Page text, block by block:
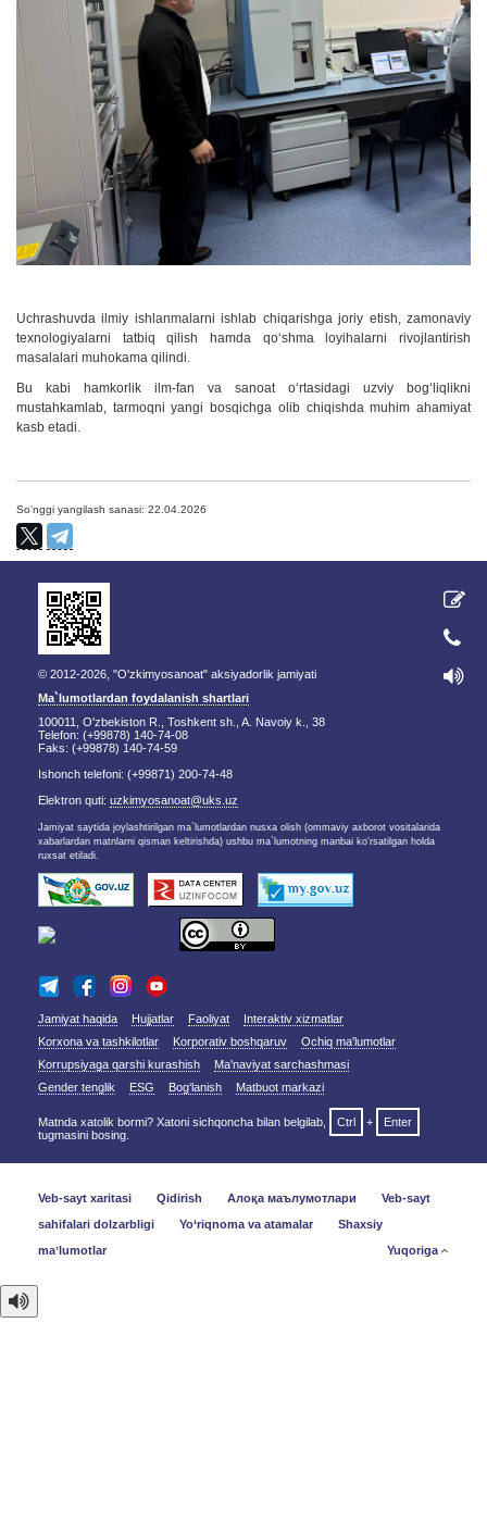
Uchrashuvda ilmiy ishlanmalarni ishlab chiqarishga joriy etish, zamonaviy
texnologiyalarni tatbiq qilish hamda qoʻshma loyihalarni rivojlantirish
masalalari muhokama qilindi.
Bu kabi hamkorlik ilm-fan va sanoat oʻrtasidagi uzviy bogʻliqlikni
mustahkamlab, tarmoqni yangi bosqichga olib chiqishda muhim ahamiyat
kasb etadi.
So'nggi yangilash sanasi: 22.04.2026
© 2012-2026, "O'zkimyosanoat" aksiyadorlik jamiyati
Ma`lumotlardan foydalanish shartlari
100011, O'zbekiston R., Toshkent sh., A. Navoiy k., 38
Telefon: (+99878) 140-74-08
Faks: (+99878) 140-74-59
Ishonch telefoni: (+99871) 200-74-48
Elektron quti: uzkimyosanoat@uks.uz
Jamiyat saytida joylashtirilgan ma`lumotlardan nusxa olish (ommaviy axborot vositalarida
xabarlardan matnlarni qisman keltirishda) ushbu ma`lumotning manbai ko'rsatilgan holda
ruxsat etiladi.
Jamiyat haqida Hujjatlar Faoliyat
Interaktiv xizmatlar
Korxona va tashkilotlar
Korporativ boshqaruv
Ochiq ma'lumotlar
Korrupsiyaga qarshi kurashish
Ma'naviyat sarchashmasi
Gender tenglik
ESG Bog‘lanish Matbuot markazi
Matnda xatolik bormi? Xatoni sichqoncha bilan belgilab, Ctrl +
Enter
tugmasini bosing.
Veb-sayt xaritasi Qidirish Алоқа маълумотлари
Veb-sayt
sahifalari dolzarbligi
Yo‘riqnoma va atamalar
Shaxsiy
maʼlumotlar
Yuqoriga